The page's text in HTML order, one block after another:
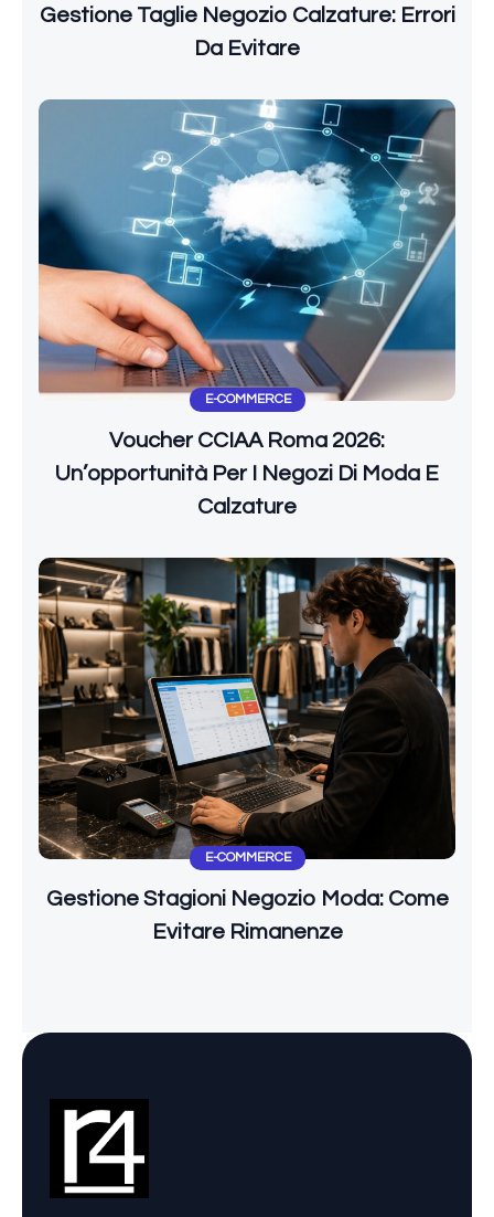
Gestione Taglie Negozio Calzature: Errori
Da Evitare
E-COMMERCE
Voucher CCIAA Roma 2026:
Un’opportunità Per I Negozi Di Moda E
Calzature
E-COMMERCE
Gestione Stagioni Negozio Moda: Come
Evitare Rimanenze